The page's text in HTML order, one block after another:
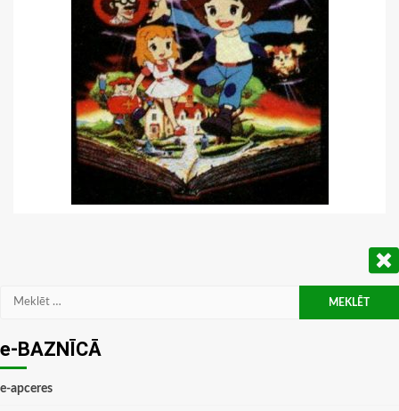
Meklēt:
e-BAZNĪCĀ
e-apceres